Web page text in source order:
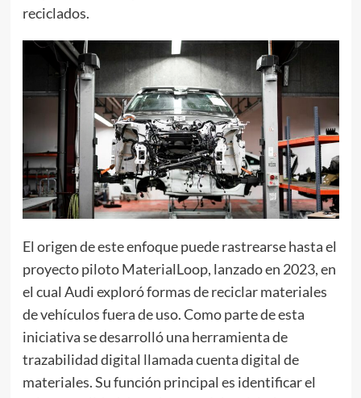
reciclados.
El origen de este enfoque puede rastrearse hasta el
proyecto piloto MaterialLoop, lanzado en 2023, en
el cual Audi exploró formas de reciclar materiales
de vehículos fuera de uso. Como parte de esta
iniciativa se desarrolló una herramienta de
trazabilidad digital llamada cuenta digital de
materiales. Su función principal es identificar el